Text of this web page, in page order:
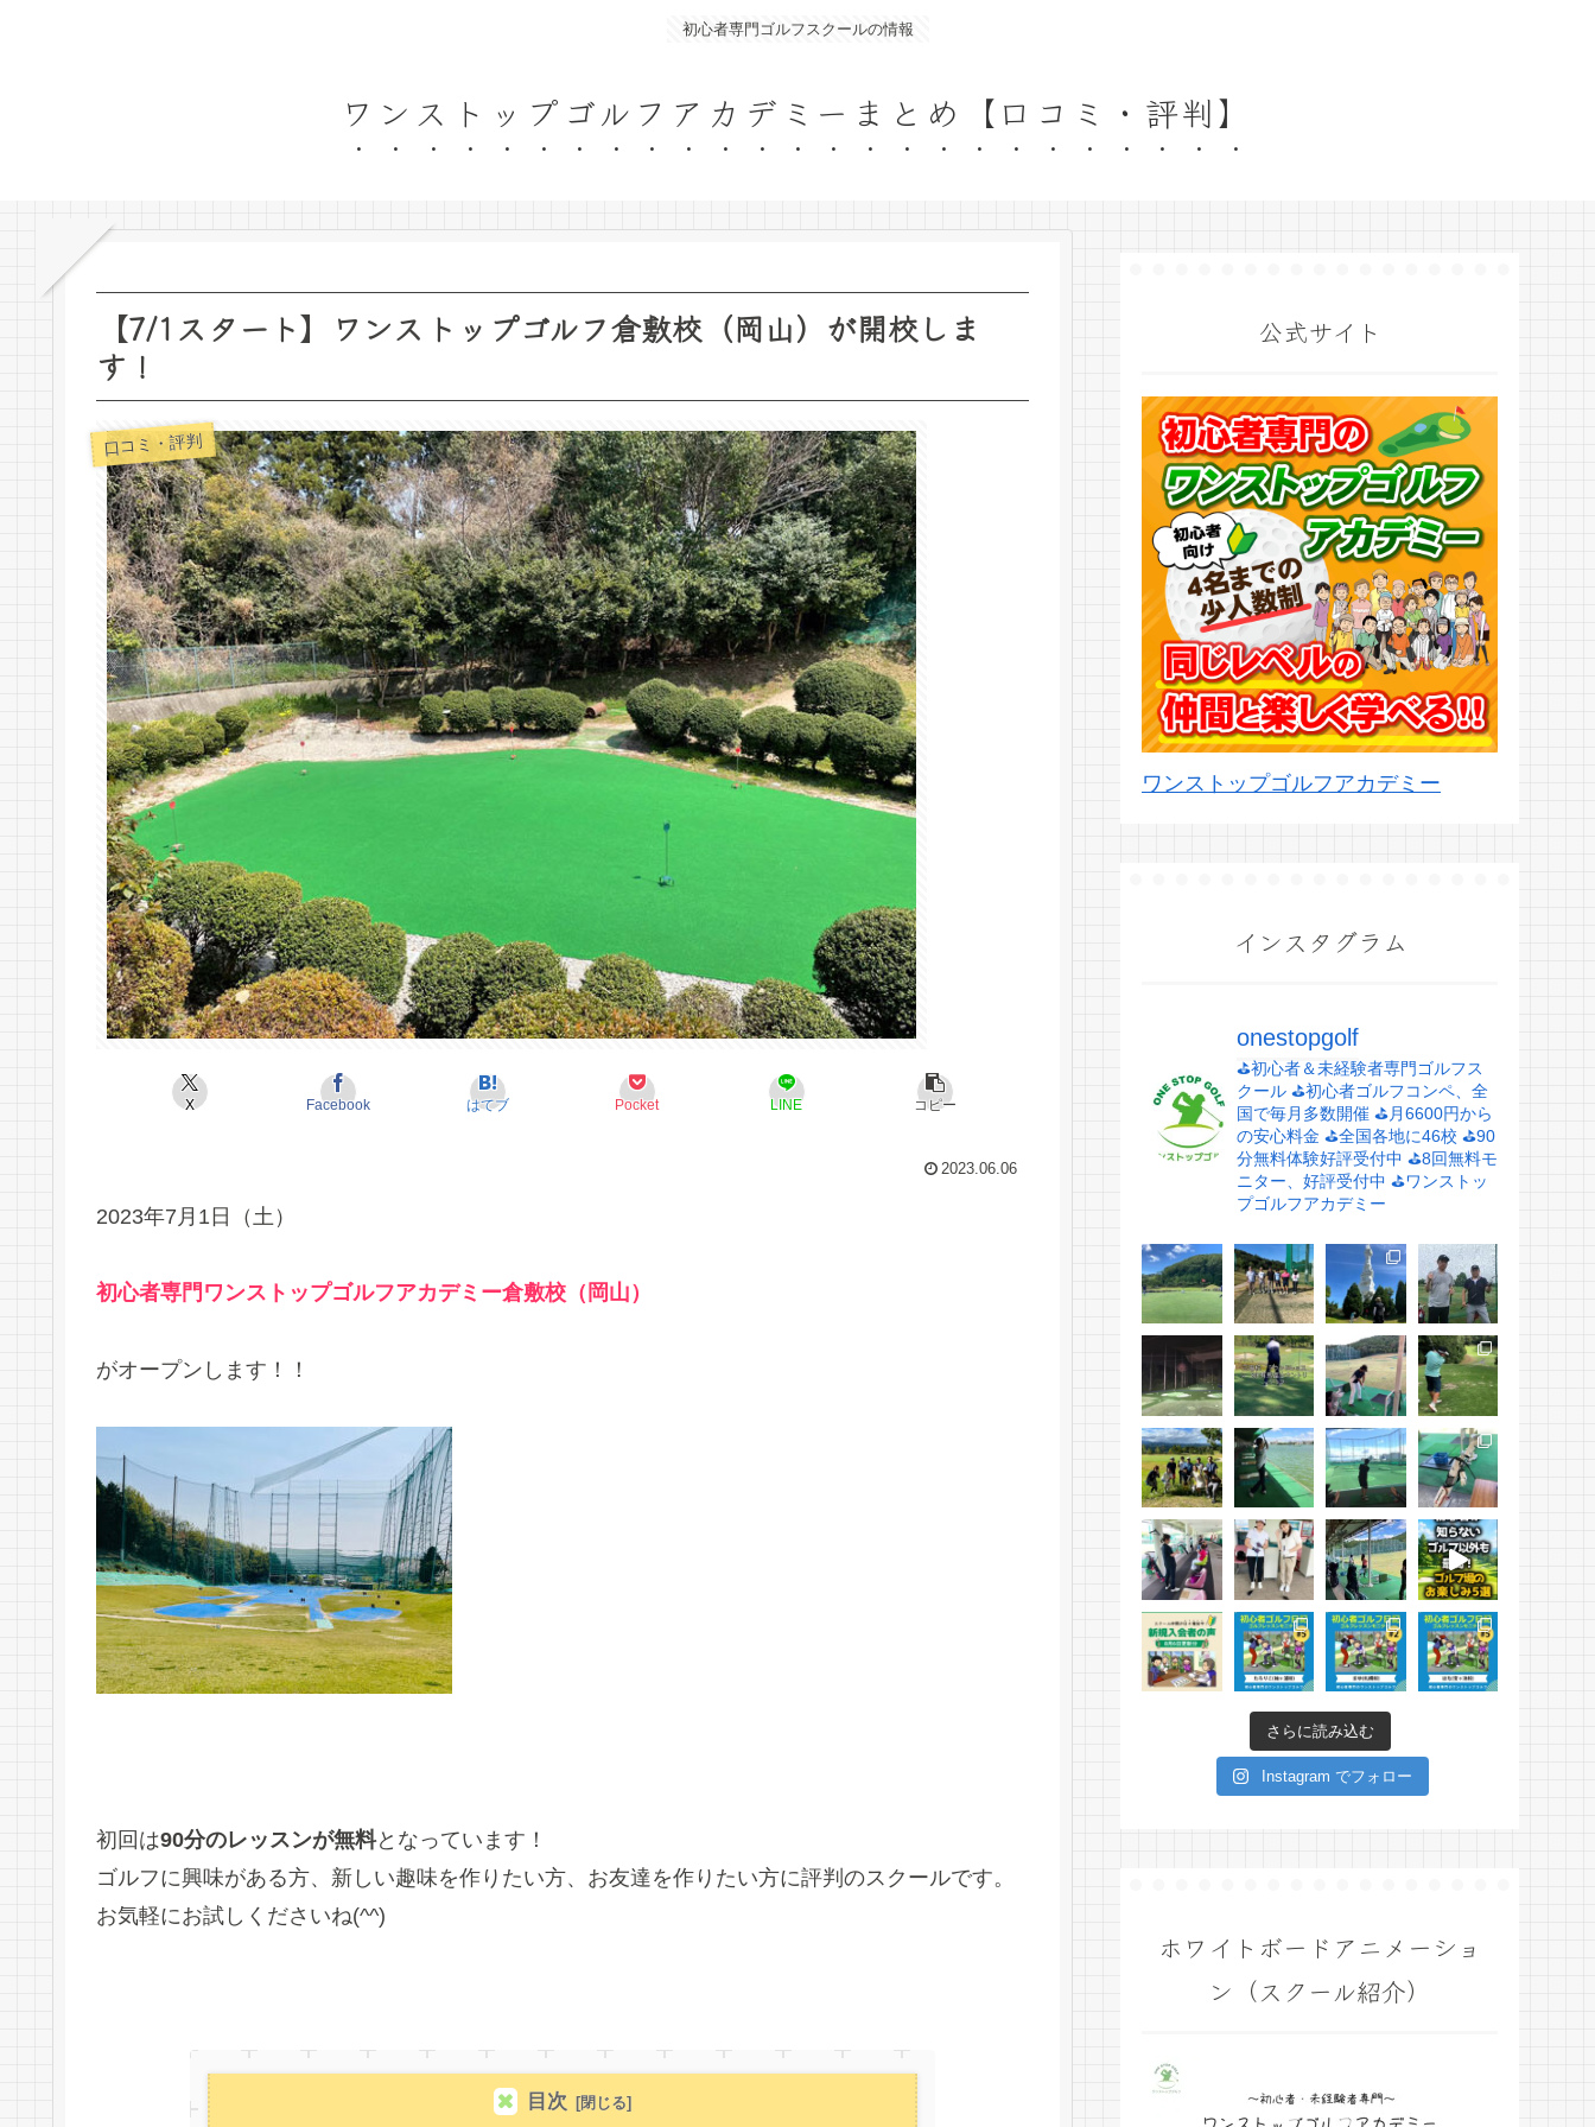
初心者専門ゴルフスクールの情報
ワンストップゴルフアカデミーまとめ【口コミ・評判】
【7/1スタート】ワンストップゴルフ倉敷校（岡山）が開校しま
す！
口コミ・評判
X Facebook はてブ Pocket LINE コピー
2023.06.06
2023年7月1日（土）
初心者専門ワンストップゴルフアカデミー倉敷校（岡山）
がオープンします！！
初回は90分のレッスンが無料となっています！
ゴルフに興味がある方、新しい趣味を作りたい方、お友達を作りたい方に評判のスクールです。
お気軽にお試しくださいね(^^)
目次
公式サイト
ワンストップゴルフアカデミー
インスタグラム
onestopgolf
⛳️初心者＆未経験者専門ゴルフス
クール ⛳️初心者ゴルフコンペ、全
国で毎月多数開催 ⛳️月6600円から
の安心料金 ⛳️全国各地に46校 ⛳️90
分無料体験好評受付中 ⛳️8回無料モ
ニター、好評受付中 ⛳️ワンストッ
プゴルフアカデミー
さらに読み込む
Instagram でフォロー
ホワイトボードアニメーショ
ン（スクール紹介）
動